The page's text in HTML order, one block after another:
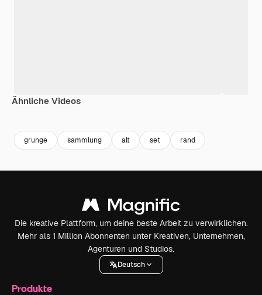
Ähnliche Videos
grunge sammlung alt set rand
Die kreative Plattform, um deine beste Arbeit zu verwirklichen.
Mehr als 1 Million Abonnenten unter Kreativen, Unternehmen,
Agenturen und Studios.
Deutsch
Produkte